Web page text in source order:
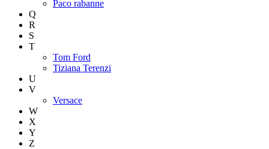
Paco rabanne
Q
R
S
T
Tom Ford
Tiziana Terenzi
U
V
Versace
W
X
Y
Z